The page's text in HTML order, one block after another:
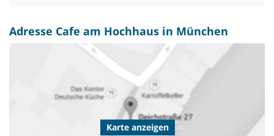
Adresse Cafe am Hochhaus in München
Karte anzeigen